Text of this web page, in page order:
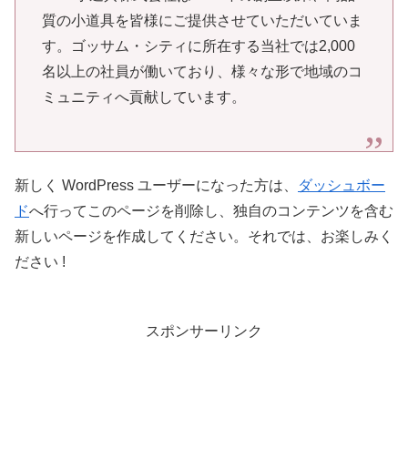
質の小道具を皆様にご提供させていただいていま
す。ゴッサム・シティに所在する当社では2,000
名以上の社員が働いており、様々な形で地域のコ
ミュニティへ貢献しています。
新しく WordPress ユーザーになった方は、
ダッシュボー
ドへ行ってこのページを削除し、独自のコンテンツを含む
新しいページを作成してください。それでは、お楽しみく
ださい !
スポンサーリンク